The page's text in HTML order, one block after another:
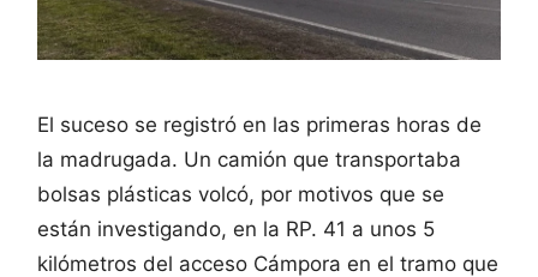
El suceso se registró en las primeras horas de
la madrugada. Un camión que transportaba
bolsas plásticas volcó, por motivos que se
están investigando, en la RP. 41 a unos 5
kilómetros del acceso Cámpora en el tramo que